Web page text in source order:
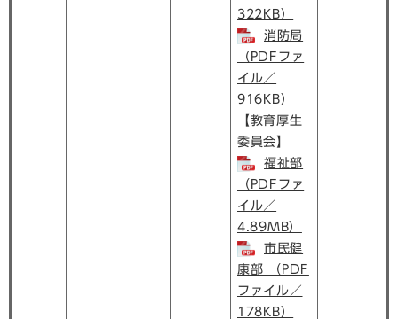
322KB）
消防局
（PDFファ
イル／
916KB）
【教育厚生
委員会】
福祉部
（PDFファ
イル／
4.89MB）
市民健
康部 （PDF
ファイル／
178KB）